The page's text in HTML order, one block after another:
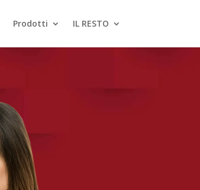
Prodotti IL RESTO